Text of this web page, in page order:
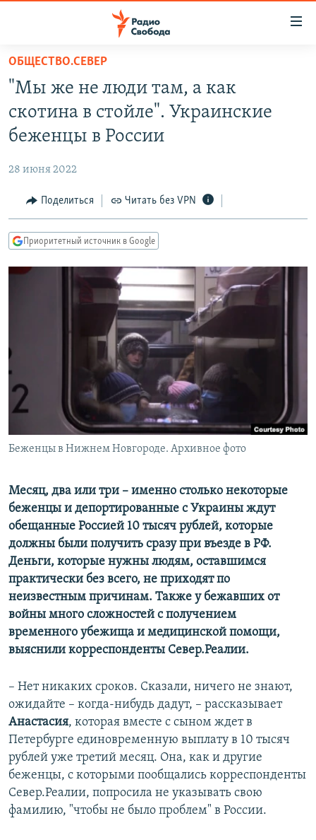
упрощенного
доступа
основному
Вернутся
Вернутся
ПРОГРАММЫ
АВТОРСКИЕ ПРОЕКТЫ
МНЕНИЯ
КУЛЬТУРА
КАВКАЗ.РЕАЛИИ
СЕВЕР.РЕАЛИИ
СИБИРЬ.РЕАЛИИ
РАСПИСАНИЕ ВЕЩАНИЯ
ПОДПИШИТЕСЬ НА РАССЫЛКУ
СОЦИАЛЬНЫЕ СЕТИ
Все сайты РСЕ/РС
ОБЩЕСТВО.СЕВЕР
"Мы же не люди там, а как
скотина в стойле". Украинские
беженцы в России
28 июня 2022
Поделиться Читать без VPN
Приоритетный источник в Google
Беженцы в Нижнем Новгороде. Архивное фото
Месяц, два или три – именно столько некоторые
беженцы и депортированные с Украины ждут
обещанные Россией 10 тысяч рублей, которые
должны были получить сразу при въезде в РФ.
Деньги, которые нужны людям, оставшимся
практически без всего, не приходят по
неизвестным причинам. Также у бежавших от
войны много сложностей с получением
временного убежища и медицинской помощи,
выяснили корреспонденты Север.Реалии.
– Нет никаких сроков. Сказали, ничего не знают,
ожидайте – когда-нибудь дадут, – рассказывает
Анастасия, которая вместе с сыном ждет в
Петербурге единовременную выплату в 10 тысяч
рублей уже третий месяц. Она, как и другие
беженцы, с которыми пообщались корреспонденты
Север.Реалии, попросила не указывать свою
фамилию, "чтобы не было проблем" в России.